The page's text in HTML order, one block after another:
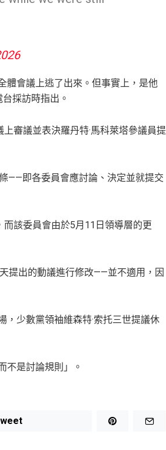
體會議上逃了出來。但事實上，是他
採訪時指出。
審議並表決羅丹特·馬科萊塔參議員提
——即各委員會應討論、決定並就提交
該委員會由於5月11日領導層的更
提出的動議進行修改——並不適用，因
少數黨領袖維森特·索托三世提議休
不是討論規則」。